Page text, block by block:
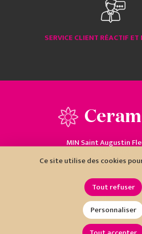
SERVICE CLIENT RÉACTIF
MIN Saint Augustin
04 93 18 80 10
Ce site utilise des cookies
Tout refuser
Personnaliser